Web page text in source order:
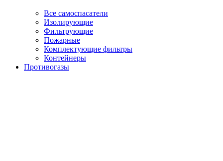
Все самоспасатели
Изолирующие
Фильтрующие
Пожарные
Комплектующие фильтры
Контейнеры
Противогазы